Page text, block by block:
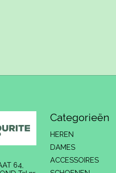
64,
Categorieën
HEREN
DAMES
ACCESSOIRES